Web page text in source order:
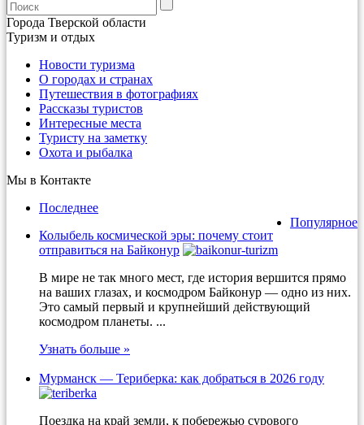
Города Тверской области
Туризм и отдых
Новости туризма
О городах и странах
Путешествия в фотографиях
Рассказы туристов
Интересные места
Туристу на заметку
Охота и рыбалка
Мы в Контакте
Последнее
Популярное
Колыбель космической эры: почему стоит
отправиться на Байконур
В мире не так много мест, где история вершится прямо
на ваших глазах, и космодром Байконур — одно из них.
Это самый первый и крупнейший действующий
космодром планеты. ...
Узнать больше »
Мурманск — Териберка: как добраться в 2026 году
Поездка на край земли, к побережью сурового